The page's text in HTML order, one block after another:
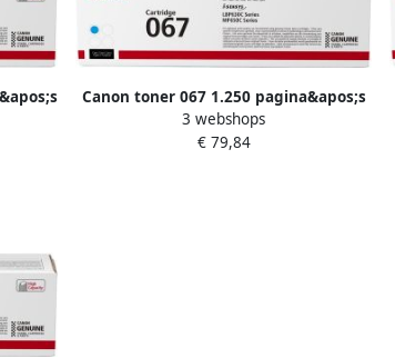
Canon toner 067 1.250 pagina&apos;s
OEM 5101C002 cyaan
3 webshops
€ 79,84